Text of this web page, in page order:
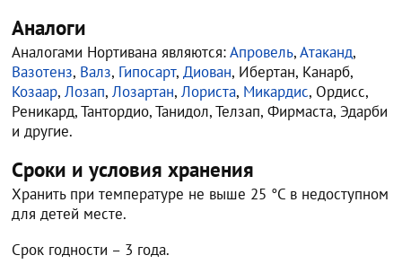
Аналоги
Аналогами Нортивана являются:Апровель,Атаканд,
Вазотенз, Валз, Гипосарт,Диован, Ибертан, Канарб,
Козаар,Лозап,Лозартан,Лориста, Микардис, Ордисс,
Реникард, Тантордио, Танидол, Телзап, Фирмаста, Эдарби
и другие.
Сроки и условия хранения
Хранить при температуре не выше 25 °С в недоступном
для детей месте.
Срок годности – 3 года.